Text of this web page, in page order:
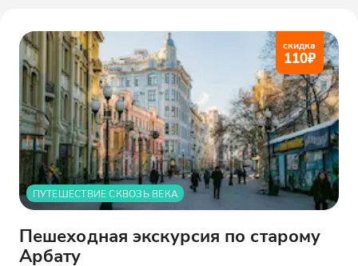
скидка
110₽
ПУТЕШЕСТВИЕ СКВОЗЬ ВЕКА
Пешеходная экскурсия по старому
Арбату